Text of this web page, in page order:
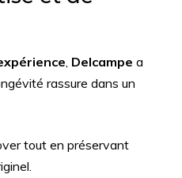
, Delcampe a
rassure dans un
tout en préservant